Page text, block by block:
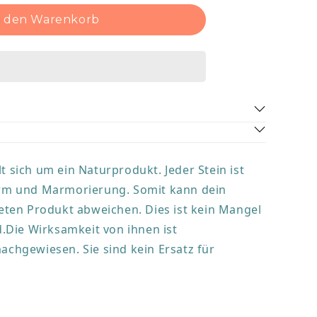
den Warenkorb
Sensibilität und Romantik. Er hilft gegen
Partner. Durch ihn kann eine Beziehung
erlangen. Die sanfte Wirkung
seinem Träger mehr Aufgeschlossenheit,
dabei seelische Wunden zu heilen. Bei
nach einer neuen Liebe wirkt der
sich um ein Naturprodukt. Jeder Stein ist
und Marmorierung. Somit kann dein
Produkt abweichen. Dies ist kein Mangel
Wirksamkeit von ihnen ist
Sie sind kein Ersatz für